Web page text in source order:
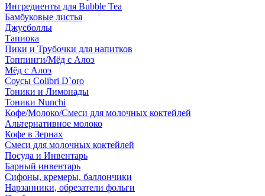
Ингредиенты для Bubble Tea
Бамбуковые листья
Джусболлы
Тапиока
Пики и Трубочки для напитков
Топпинги/Мёд с Алоэ
Мёд с Алоэ
Соусы Colibri D`oro
Тоники и Лимонады
Тоники Nunchi
Кофе/Молоко/Смеси для молочных коктейлей
Альтернативное молоко
Кофе в Зернах
Смеси для молочных коктейлей
Посуда и Инвентарь
Барный инвентарь
Сифоны, кремеры, баллончики
Нарзанники, обрезатели фольги